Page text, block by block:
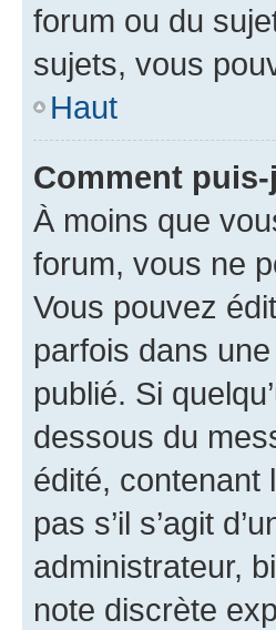
forum ou du
sujets, vous
Haut
Comment
À moins que
forum, vous ne
Vous pouvez
parfois dans
publié. Si
dessous du
édité, contenant
pas s’il s’agit
administrateur,
note discrète